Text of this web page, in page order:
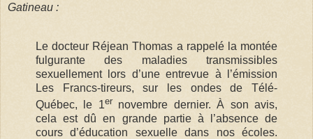
Gatineau :
Le docteur Réjean Thomas a rappelé la montée
fulgurante des maladies transmissibles
sexuellement lors d’une entrevue à l’émission
Les Francs-tireurs, sur les ondes de Télé-
Québec, le 1er novembre dernier. À son avis,
cela est dû en grande partie à l’absence de
cours d’éducation sexuelle dans nos écoles.